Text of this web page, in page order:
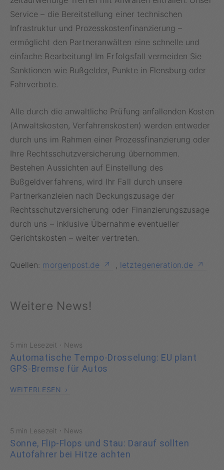
Service – die Bereitstellung einer technischen
Infrastruktur und Prozesskostenfinanzierung –
ermöglicht den Partneranwälten eine schnelle und
einfache Bearbeitung! Im Erfolgsfall vermeiden Sie
Sanktionen wie Bußgelder, Punkte in Flensburg oder
Fahrverbote.
Alle durch die anwaltliche Prüfung anfallenden Kosten
(Anwaltskosten, Verfahrenskosten) werden entweder
durch uns im Rahmen einer Prozessfinanzierung oder
Ihre Rechtsschutzversicherung übernommen.
Bestehen Aussichten auf Einstellung des
Bußgeldverfahrens, wird Ihr Fall durch unsere
Partnerkanzleien nach Deckungszusage der
Rechtsschutzversicherung oder Finanzierungszusage
durch uns – inklusive Übernahme eventueller
Gerichtskosten – weiter vertreten.
Quellen: morgenpost.de , letztegeneration.de
Weitere News!
5 min Lesezeit · News
Automatische Tempo-Drosselung: EU plant
GPS-Bremse für Autos
WEITERLESEN
5 min Lesezeit · News
Sonne, Flip-Flops und Stau: Darauf sollten
Autofahrer bei Hitze achten